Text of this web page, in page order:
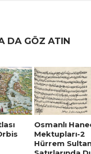
DA GÖZ ATIN
Osmanlı
Mektupları-2
Hürrem